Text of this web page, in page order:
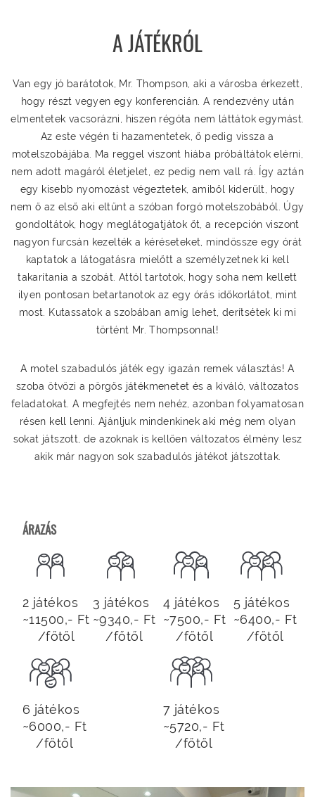
A JÁTÉKRÓL
Van egy jó barátotok, Mr. Thompson, aki a városba érkezett,
hogy részt vegyen egy konferencián. A rendezvény után
elmentetek vacsorázni, hiszen régóta nem láttátok egymást.
Az este végén ti hazamentetek, ő pedig vissza a
motelszobájába. Ma reggel viszont hiába próbáltátok elérni,
nem adott magáról életjelet, ez pedig nem vall rá. Így aztán
egy kisebb nyomozást végeztetek, amiből kiderült, hogy
nem ő az első aki eltűnt a szóban forgó motelszobából. Úgy
gondoltátok, hogy meglátogatjátok őt, a recepción viszont
nagyon furcsán kezelték a kéréseteket, mindössze egy órát
kaptatok a látogatásra mielőtt a személyzetnek ki kell
takarítania a szobát. Attól tartotok, hogy soha nem kellett
ilyen pontosan betartanotok az egy órás időkorlátot, mint
most. Kutassatok a szobában amíg lehet, derítsétek ki mi
történt Mr. Thompsonnal!
A motel szabadulós játék egy igazán remek választás! A
szoba ötvözi a pörgős játékmenetet és a kiváló, változatos
feladatokat. A megfejtés nem nehéz, azonban folyamatosan
résen kell lenni. Ajánljuk mindenkinek aki még nem olyan
sokat játszott, de azoknak is kellően változatos élmény lesz
akik már nagyon sok szabadulós játékot játszottak.
ÁRAZÁS
2 játékos
~11500,- Ft
/főtől
3 játékos
~9340,- Ft
/főtől
4 játékos
~7500,- Ft
/főtől
5 játékos
~6400,- Ft
/főtől
6 játékos
~6000,- Ft
/főtől
7 játékos
~5720,- Ft
/főtől